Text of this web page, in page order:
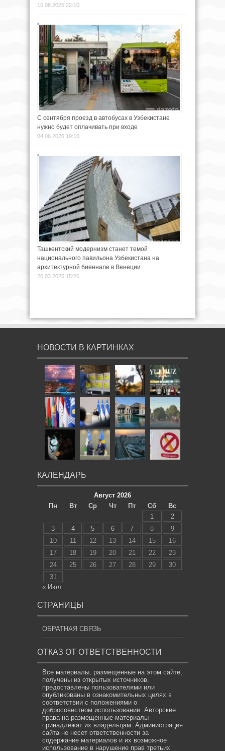
15.08.2025 22:10
С сентября проезд в автобусах в Узбекистане
нужно будет оплачивать при входе
04.06.2026 19:10
Ташкентский модернизм станет темой
национального павильона Узбекистана на
архитектурной биеннале в Венеции
26.03.2025 15:26
НОВОСТИ В КАРТИНКАХ
КАЛЕНДАРЬ
Август 2026
Пн
Вт Ср Чт Пт Сб
Вс
1
2
3
4 5 6 7 8
9
10
11 12 13 14 15
16
17
18 19 20 21 22
23
24
25 26 27 28 29
30
31
« Июл
СТРАНИЦЫ
ОБРАТНАЯ СВЯЗЬ
ОТКАЗ ОТ ОТВЕТСТВЕННОСТИ
Все материалы, размещенные на этом сайте,
получены из открытых источников,
предоставлены пользователями или
опубликованы в ознакомительных целях в
соответствии с положениями о
добросовестном использовании. Авторские
права на размещенные материалы
принадлежат их владельцам. Администрация
сайта не несет ответственности за
содержание материалов и их возможное
использование в нарушение прав третьих